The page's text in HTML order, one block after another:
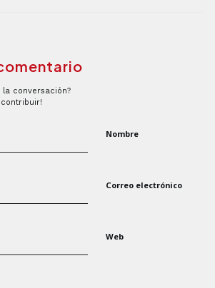
conversación?
Nombre
Correo electrónico
Web